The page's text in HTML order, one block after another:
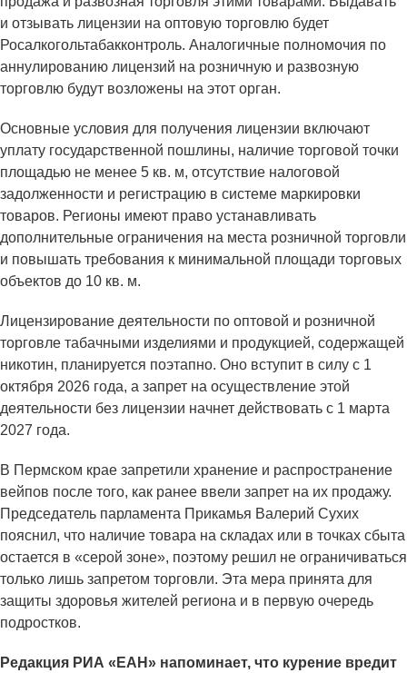
и отзывать лицензии на оптовую торговлю будет
Росалкогольтабакконтроль. Аналогичные полномочия по
аннулированию лицензий на розничную и развозную
торговлю будут возложены на этот орган.
Основные условия для получения лицензии включают
уплату государственной пошлины, наличие торговой точки
площадью не менее 5 кв. м, отсутствие налоговой
задолженности и регистрацию в системе маркировки
товаров. Регионы имеют право устанавливать
дополнительные ограничения на места розничной торговли
и повышать требования к минимальной площади торговых
объектов до 10 кв. м.
Лицензирование деятельности по оптовой и розничной
торговле табачными изделиями и продукцией, содержащей
никотин, планируется поэтапно. Оно вступит в силу с 1
октября 2026 года, а запрет на осуществление этой
деятельности без лицензии начнет действовать с 1 марта
2027 года.
В Пермском крае запретили хранение и распространение
вейпов после того, как ранее ввели запрет на их продажу.
Председатель парламента Прикамья Валерий Сухих
пояснил, что наличие товара на складах или в точках сбыта
остается в «серой зоне», поэтому решил не ограничиваться
только лишь запретом торговли. Эта мера принята для
защиты здоровья жителей региона и в первую очередь
подростков.
Редакция РИА «ЕАН» напоминает, что курение вредит